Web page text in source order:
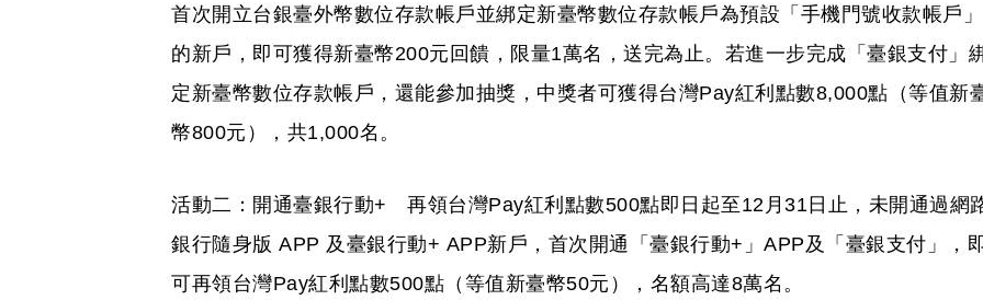
首次開立台銀臺外幣數位存款帳戶並綁定新臺幣數位存款帳戶為預設「手機門號收款帳戶」
的新戶，即可獲得新臺幣200元回饋，限量1萬名，送完為止。若進一步完成「臺銀支付」
定新臺幣數位存款帳戶，還能參加抽獎，中獎者可獲得台灣Pay紅利點數8,000點（等值新
幣800元），共1,000名。
活動二：開通臺銀行動+ 再領台灣Pay紅利點數500點即日起至12月31日止，未開通過網
銀行隨身版 APP 及臺銀行動+ APP新戶，首次開通「臺銀行動+」APP及「臺銀支付」，
可再領台灣Pay紅利點數500點（等值新臺幣50元），名額高達8萬名。